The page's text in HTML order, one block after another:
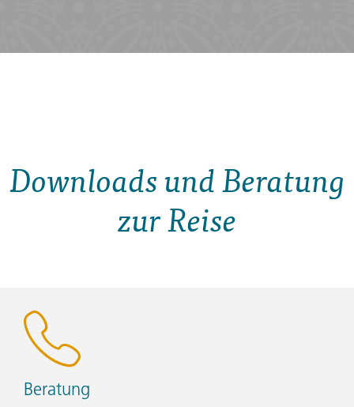
Downloads und Beratung
zur Reise
Beratung